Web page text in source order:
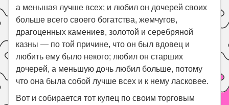
а меньшая лучше всех; и любил он дочерей своих
больше всего своего богатства, жемчугов,
драгоценных камениев, золотой и серебряной
казны — по той причине, что он был вдовец и
любить ему было некого; любил он старших
дочерей, а меньшую дочь любил больше, потому
что она была собой лучше всех и к нему ласковее.
Вот и собирается тот купец по своим торговым